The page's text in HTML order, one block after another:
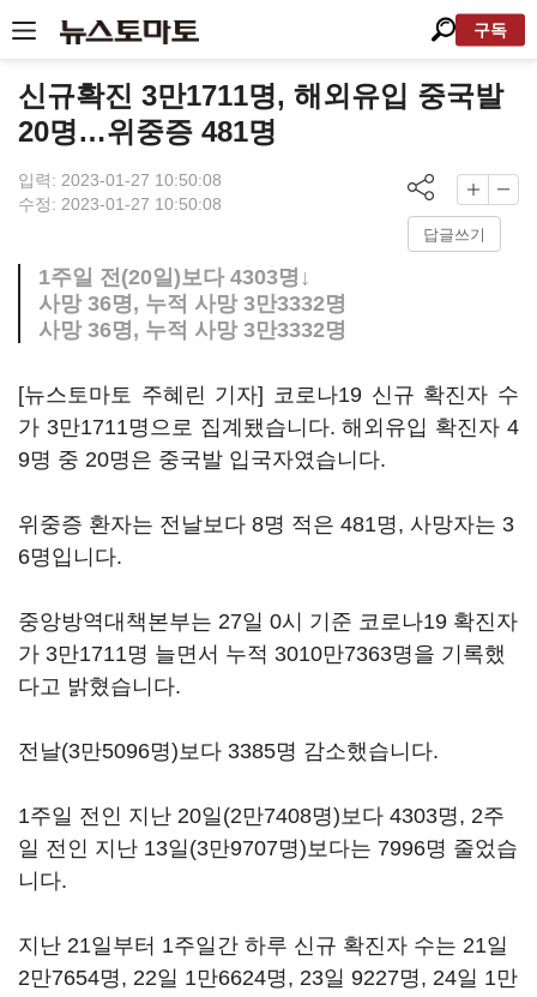
구독
신규확진 3만1711명, 해외유입 중국발
20명…위중증 481명
입력: 2023-01-27 10:50:08
수정: 2023-01-27 10:50:08
답글쓰기
1주일 전(20일)보다 4303명↓
사망 36명, 누적 사망 3만3332명
사망 36명, 누적 사망 3만3332명
[뉴스토마토 주혜린 기자] 코로나19 신규 확진자 수
가 3만1711명으로 집계됐습니다. 해외유입 확진자 4
9명 중 20명은 중국발 입국자였습니다.
위중증 환자는 전날보다 8명 적은 481명, 사망자는 3
6명입니다.
중앙방역대책본부는 27일 0시 기준 코로나19 확진자
가 3만1711명 늘면서 누적 3010만7363명을 기록했
다고 밝혔습니다.
전날(3만5096명)보다 3385명 감소했습니다.
1주일 전인 지난 20일(2만7408명)보다 4303명, 2주
일 전인 지난 13일(3만9707명)보다는 7996명 줄었습
니다.
지난 21일부터 1주일간 하루 신규 확진자 수는 21일
2만7654명, 22일 1만6624명, 23일 9227명, 24일 1만